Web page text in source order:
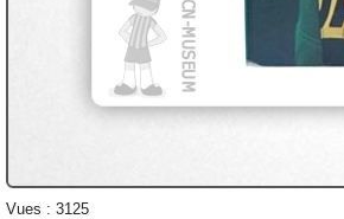
Vues : 3125